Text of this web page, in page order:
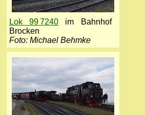
Lok 99 7240 im Bahnhof
Brocken
Foto: Michael Behmke